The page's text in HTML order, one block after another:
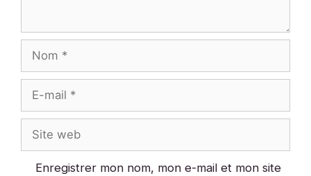
Nom
mail
Site
web
Enregistrer mon nom, mon e-mail et mon site